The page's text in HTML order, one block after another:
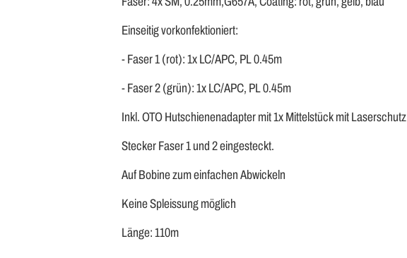
Einseitig vorkonfektioniert:
- Faser 1 (rot): 1x LC/APC, PL 0.45m
- Faser 2 (grün): 1x LC/APC, PL 0.45m
Inkl. OTO Hutschienenadapter mit 1x Mittelstück mit Laserschutz
Stecker Faser 1 und 2 eingesteckt.
Auf Bobine zum einfachen Abwickeln
Keine Spleissung möglich
Länge: 110m